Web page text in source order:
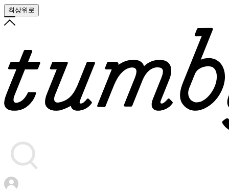
최상위로